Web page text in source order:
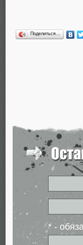
Поделиться…
* -